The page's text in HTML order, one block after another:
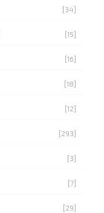
[34]
[15]
[16]
[18]
[12]
[293]
[3]
[7]
[29]